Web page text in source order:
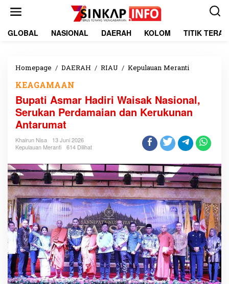
GLOBAL NASIONAL DAERAH KOLOM TITIK
Homepage / DAERAH / RIAU / Kepulauan Meranti
a
t
i
m
a
H
a
d
i
r
i
W
a
i
s
a
k
N
KEAGAMAAN
Bupati Asmar Hadiri Waisak Nasional,
Serukan Perdamaian dan Kerukunan
Antarumat
Khairun Nisa
13 Juni 2026
Kepulauan Meranti
614 Dilihat